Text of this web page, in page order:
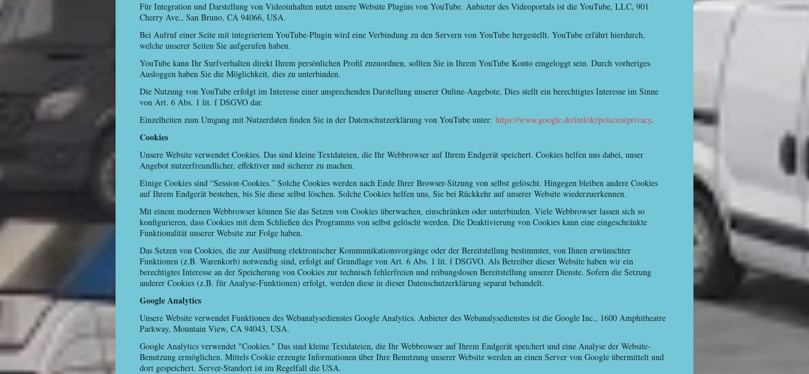
Für Integration und Darstellung von Videoinhalten nutzt unsere Website Plugins von YouTube. Anbieter des Videoportals ist die YouTube, LLC, 901
Cherry Ave., San Bruno, CA 94066, USA.
Bei Aufruf einer Seite mit integriertem YouTube-Plugin wird eine Verbindung zu den Servern von YouTube hergestellt. YouTube erfährt hierdurch,
welche unserer Seiten Sie aufgerufen haben.
YouTube kann Ihr Surfverhalten direkt Ihrem persönlichen Profil zuzuordnen, sollten Sie in Ihrem YouTube Konto eingeloggt sein. Durch vorheriges
Ausloggen haben Sie die Möglichkeit, dies zu unterbinden.
Die Nutzung von YouTube erfolgt im Interesse einer ansprechenden Darstellung unserer Online-Angebote. Dies stellt ein berechtigtes Interesse im Sinne
von Art. 6 Abs. 1 lit. f DSGVO dar.
Einzelheiten zum Umgang mit Nutzerdaten finden Sie in der Datenschutzerklärung von YouTube unter: https://www.google.de/intl/de/policies/privacy.
Cookies
Unsere Website verwendet Cookies. Das sind kleine Textdateien, die Ihr Webbrowser auf Ihrem Endgerät speichert. Cookies helfen uns dabei, unser
Angebot nutzerfreundlicher, effektiver und sicherer zu machen.
Einige Cookies sind “Session-Cookies.” Solche Cookies werden nach Ende Ihrer Browser-Sitzung von selbst gelöscht. Hingegen bleiben andere Cookies
auf Ihrem Endgerät bestehen, bis Sie diese selbst löschen. Solche Cookies helfen uns, Sie bei Rückkehr auf unserer Website wiederzuerkennen.
Mit einem modernen Webbrowser können Sie das Setzen von Cookies überwachen, einschränken oder unterbinden. Viele Webbrowser lassen sich so
konfigurieren, dass Cookies mit dem Schließen des Programms von selbst gelöscht werden. Die Deaktivierung von Cookies kann eine eingeschränkte
Funktionalität unserer Website zur Folge haben.
Das Setzen von Cookies, die zur Ausübung elektronischer Kommunikationsvorgänge oder der Bereitstellung bestimmter, von Ihnen erwünschter
Funktionen (z.B. Warenkorb) notwendig sind, erfolgt auf Grundlage von Art. 6 Abs. 1 lit. f DSGVO. Als Betreiber dieser Website haben wir ein
berechtigtes Interesse an der Speicherung von Cookies zur technisch fehlerfreien und reibungslosen Bereitstellung unserer Dienste. Sofern die Setzung
anderer Cookies (z.B. für Analyse-Funktionen) erfolgt, werden diese in dieser Datenschutzerklärung separat behandelt.
Google Analytics
Unsere Website verwendet Funktionen des Webanalysedienstes Google Analytics. Anbieter des Webanalysedienstes ist die Google Inc., 1600 Amphitheatre
Parkway, Mountain View, CA 94043, USA.
Google Analytics verwendet "Cookies." Das sind kleine Textdateien, die Ihr Webbrowser auf Ihrem Endgerät speichert und eine Analyse der Website-
Benutzung ermöglichen. Mittels Cookie erzeugte Informationen über Ihre Benutzung unserer Website werden an einen Server von Google übermittelt und
dort gespeichert. Server-Standort ist im Regelfall die USA.